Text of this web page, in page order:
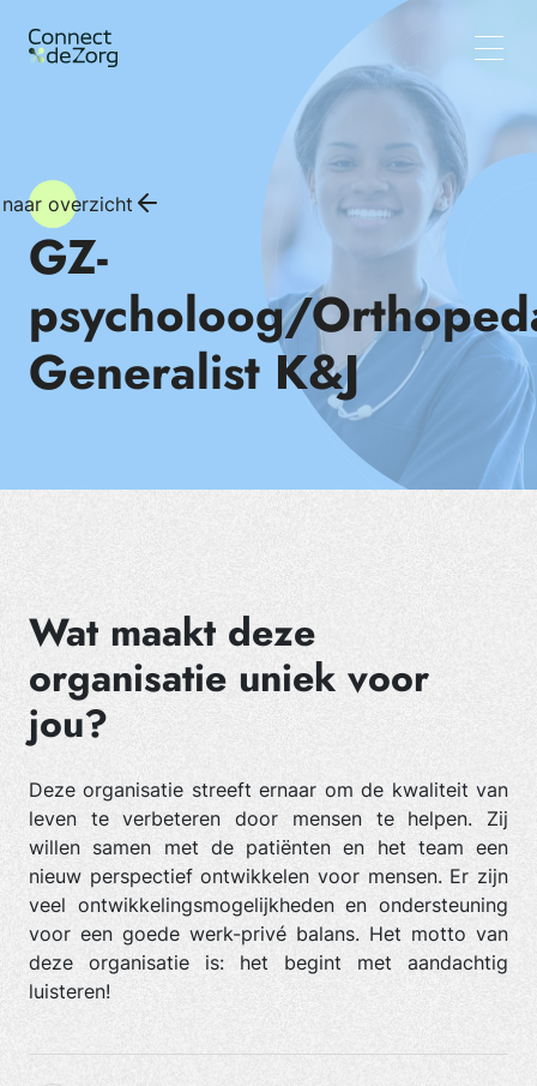
Vacatures
Wat wij doen
Inzichten
overzicht
GZ-
psycholoog/
Generalist K&J
Wat maakt deze
organisatie uniek voor
jou?
Deze organisatie streeft ernaar om de kwaliteit van
leven te verbeteren door mensen te helpen. Zij
willen samen met de patiënten en het team een
nieuw perspectief ontwikkelen voor mensen. Er zijn
veel ontwikkelingsmogelijkheden en ondersteuning
voor een goede werk-privé balans. Het motto van
deze organisatie is: het begint met aandachtig
luisteren!